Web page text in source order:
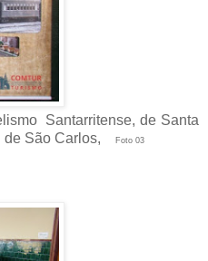
Santarritense, de Santa
de São Carlos,
Foto 03